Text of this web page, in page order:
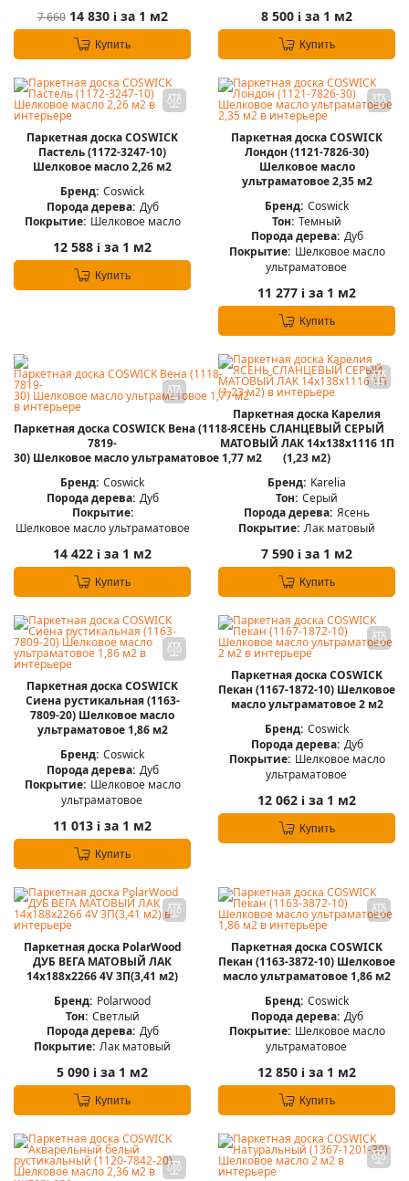
7 660 14 830 iза 1 м2
Купить
8 500 i за 1 м2
Купить
Паркетная доска COSWICK
Пастель (1172-3247-10)
Шелковое масло 2,26 м2
Бренд: Coswick
Порода дерева: Дуб
Покрытие: Шелковое масло
12 588 i за 1 м2
Купить
Паркетная доска COSWICK
Лондон (1121-7826-30)
Шелковое масло
ультраматовое 2,35 м2
Бренд: Coswick
Тон: Темный
Порода дерева: Дуб
Покрытие: Шелковое масло
ультраматовое
11 277 i за 1 м2
Купить
Паркетная доска COSWICK Вена (1118-
7819-
30) Шелковое масло ультраматовое 1,77 м2
Бренд: Coswick
Порода дерева: Дуб
Покрытие:
Шелковое масло ультраматовое
14 422 i за 1 м2
Купить
Паркетная доска Карелия
ЯСЕНЬ СЛАНЦЕВЫЙ СЕРЫЙ
МАТОВЫЙ ЛАК 14x138x1116 1П
(1,23 м2)
Бренд: Karelia
Тон: Серый
Порода дерева: Ясень
Покрытие: Лак матовый
7 590 i за 1 м2
Купить
Паркетная доска COSWICK
Сиена рустикальная (1163-
7809-20) Шелковое масло
ультраматовое 1,86 м2
Бренд: Coswick
Порода дерева: Дуб
Покрытие: Шелковое масло
ультраматовое
11 013 i за 1 м2
Купить
Паркетная доска COSWICK
Пекан (1167-1872-10) Шелковое
масло ультраматовое 2 м2
Бренд: Coswick
Порода дерева: Дуб
Покрытие: Шелковое масло
ультраматовое
12 062 i за 1 м2
Купить
Паркетная доска PolarWood
ДУБ ВЕГА МАТОВЫЙ ЛАК
14x188x2266 4V 3П(3,41 м2)
Бренд: Polarwood
Тон: Светлый
Порода дерева: Дуб
Покрытие: Лак матовый
5 090 i за 1 м2
Купить
Паркетная доска COSWICK
Пекан (1163-3872-10) Шелковое
масло ультраматовое 1,86 м2
Бренд: Coswick
Порода дерева: Дуб
Покрытие: Шелковое масло
ультраматовое
12 850 i за 1 м2
Купить